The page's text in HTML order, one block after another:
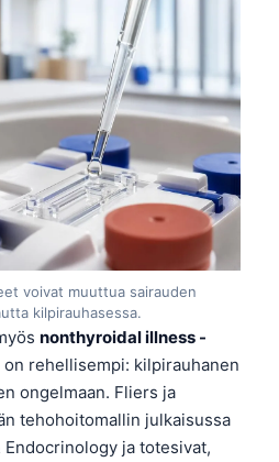
voivat muuttua sairauden
kilpirauhasessa.
nonthyroidal illness -
on rehellisempi: kilpirauhanen
ongelmaan. Fliers ja
tehohoitomallin julkaisussa
ja totesivat,